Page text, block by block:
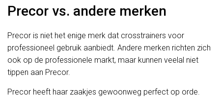
Precor vs. andere merken
Precor is niet het enige merk dat crosstrainers voor
professioneel gebruik aanbiedt. Andere merken richten zich
ook op de professionele markt, maar kunnen veelal niet
tippen aan Precor.
Precor heeft haar zaakjes gewoonweg perfect op orde.